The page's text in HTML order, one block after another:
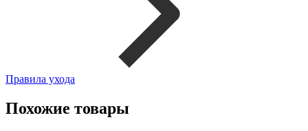
Правила ухода
Похожие товары